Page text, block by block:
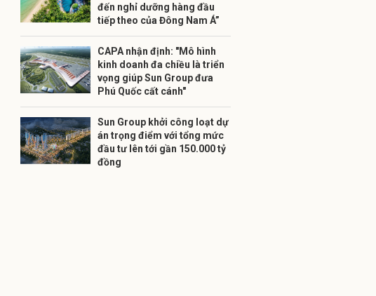
đến nghỉ dưỡng hàng đầu
tiếp theo của Đông Nam Á”
CAPA nhận định: "Mô hình
kinh doanh đa chiều là triển
vọng giúp Sun Group đưa
Phú Quốc cất cánh"
Sun Group khởi công loạt dự
án trọng điểm với tổng mức
đầu tư lên tới gần 150.000 tỷ
đồng